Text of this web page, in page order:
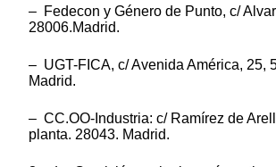
– Fedecon y Género de Punto, c/
28006.Madrid.
– UGT-FICA, c/ Avenida América, 25,
Madrid.
– CC.OO-Industria: c/ Ramírez de
planta. 28043. Madrid.